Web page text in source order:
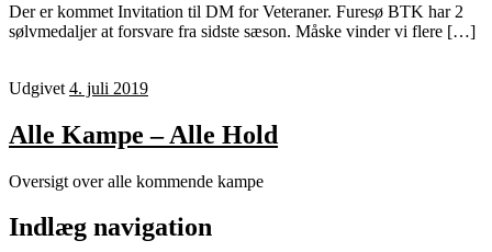
Der er kommet Invitation til DM for Veteraner. Furesø BTK har 2
sølvmedaljer at forsvare fra sidste sæson. Måske vinder vi flere […]
Udgivet 4. juli 2019
Alle Kampe – Alle Hold
Oversigt over alle kommende kampe
Indlæg navigation